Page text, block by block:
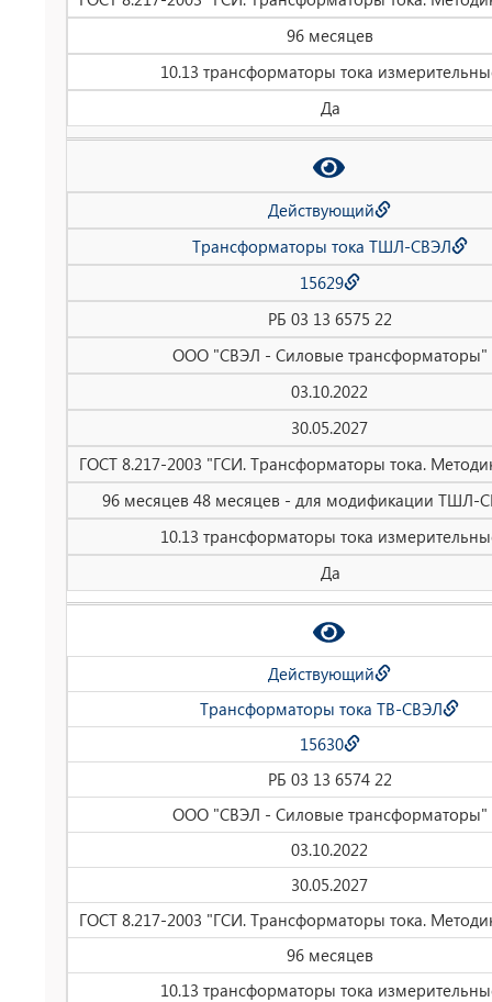
96 месяцев
10.13 трансформаторы тока
Да
Действующий
Трансформаторы тока ТШЛ-СВЭЛ
15629
РБ 03 13 6575 22
ООО "СВЭЛ - Силовые трансформаторы"
03.10.2022
30.05.2027
ГОСТ 8.217-2003 "ГСИ. Трансформаторы тока.
96 месяцев 48 месяцев - для модификации ТШЛ-
10.13 трансформаторы тока
Да
Действующий
Трансформаторы тока ТВ-СВЭЛ
15630
РБ 03 13 6574 22
ООО "СВЭЛ - Силовые трансформаторы"
03.10.2022
30.05.2027
ГОСТ 8.217-2003 "ГСИ. Трансформаторы тока.
96 месяцев
10.13 трансформаторы тока